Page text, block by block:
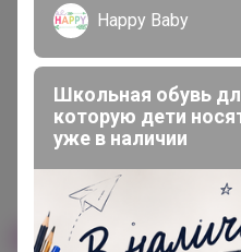
100% оригинал У нас выгоднее
Happy Baby
Школьная обувь
которую дети
уже в наличии